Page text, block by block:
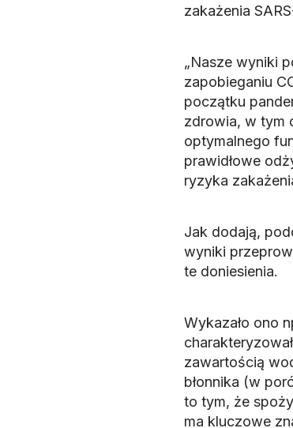
zakażenia
„Nasze wyniki
zapobieganiu
początku
zdrowia, w tym
optymalnego
prawidłowe
ryzyka
Jak dodają,
wyniki
te doniesienia.
Wykazało ono
zawartością
błonnika (w
to tym, że
ma kluczowe